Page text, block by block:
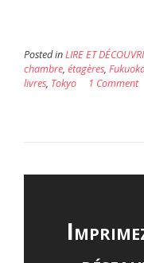
Posted inLIRE ET
chambre, étagères,
livres, Tokyo 1 Comment